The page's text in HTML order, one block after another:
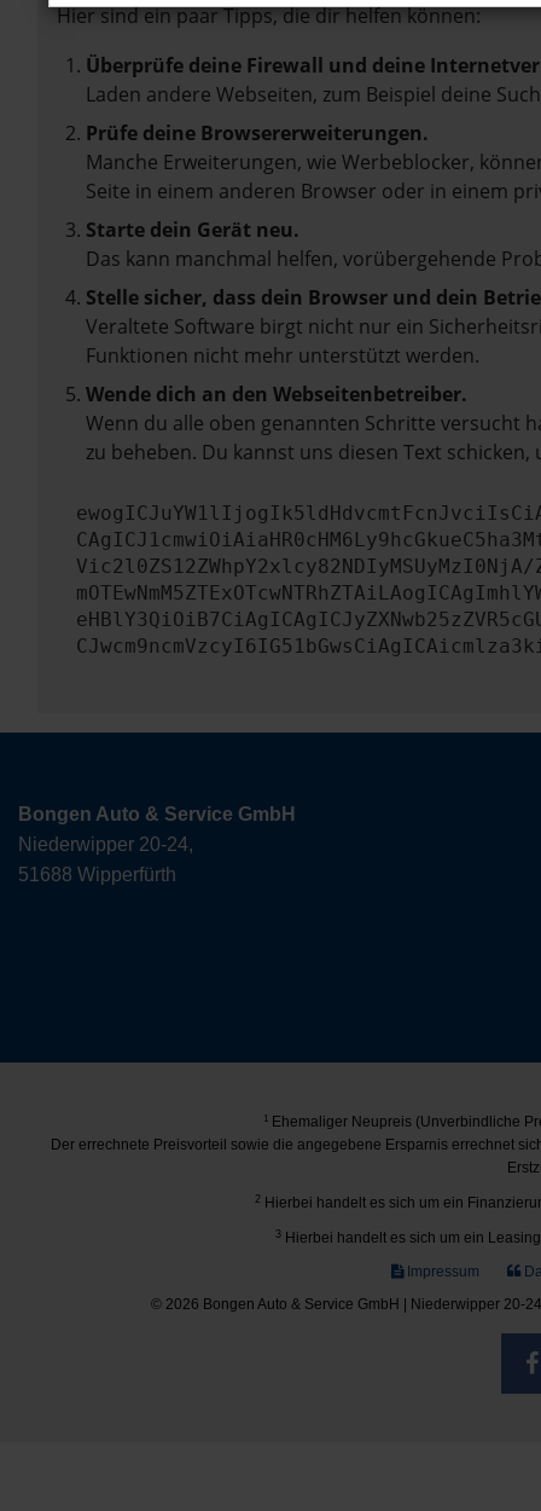
Hier sind ein paar Tipps, die dir helfen können:
Überprüfe deine Firewall und deine
Laden andere Webseiten, zum Beispiel deine
Prüfe deine Browsererweiterungen.
Manche Erweiterungen, wie Werbeblocker,
Seite in einem anderen Browser oder in einem
Starte dein Gerät neu.
Das kann manchmal helfen, vorübergehende
Stelle sicher, dass dein Browser und dein
Veraltete Software birgt nicht nur ein
Funktionen nicht mehr unterstützt werden.
Wende dich an den Webseitenbetreiber.
Wenn du alle oben genannten Schritte versucht
zu beheben. Du kannst uns diesen Text
Vic2l0ZS12ZWhpY2xlcy82NDIyMSUyMzI0NjA/
Bongen Auto & Service GmbH
Niederwipper 20-24,
51688 Wipperfürth
1Ehemaliger Neupreis (Unverbindliche
Der errechnete Preisvorteil sowie die angegebene Ersparnis errechnet
2 Hierbei handelt es sich um ein
3 Hierbei handelt es sich um ein
Impressum
© 2026 Bongen Auto & Service GmbH | Niederwipper 20-